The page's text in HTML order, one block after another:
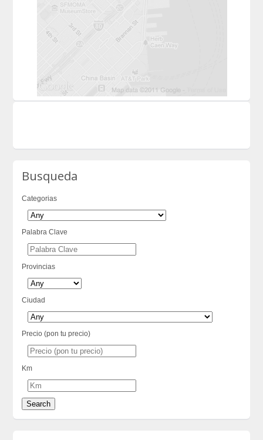
Busqueda
Categorias
Palabra Clave
Provincias
Ciudad
Precio (pon tu precio)
Km